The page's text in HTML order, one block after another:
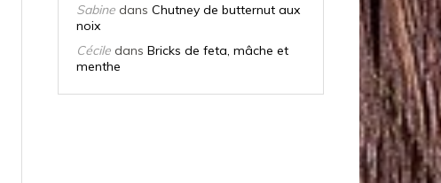
Sabine dans Chutney de butternut aux
noix
Cécile dans Bricks de feta, mâche et
menthe